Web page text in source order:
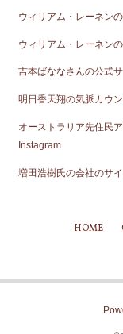
ウィリアム・レーネン
ウィリアム・レーネン
吉本ばななさんの公式サ
明日香天翔の気脈カウ
オーストラリア先住民
Instagram
増田浩樹氏の会社のサイ
HOME